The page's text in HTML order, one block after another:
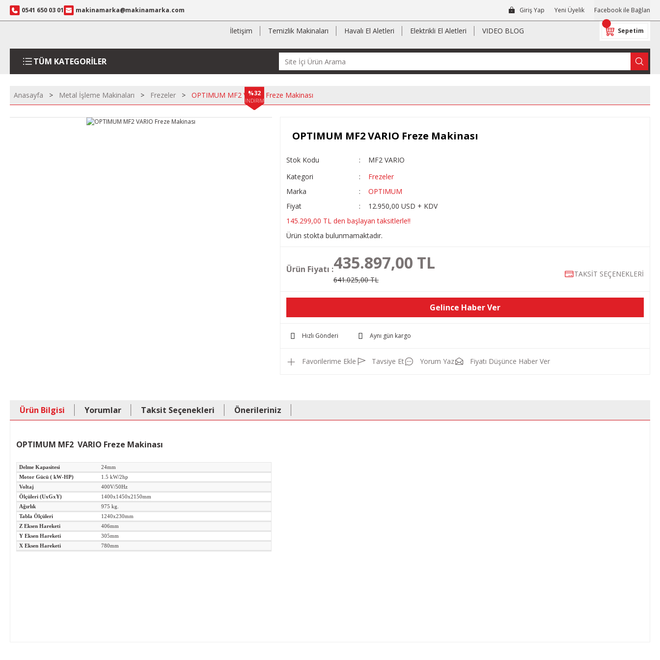
0541 650 03 01 makinamarka@makinamarka.com Giriş Yap Yeni Üyelik Facebook ile Bağlan
İletişim Temizlik Makinaları Havalı El Aletleri Elektrikli El Aletleri VIDEO BLOG Sepetim
TÜM KATEGORİLER
Anasayfa Metal İşleme Makinaları Frezeler OPTIMUM MF2 VARIO Freze Makinası
%32
İNDİRİM
OPTIMUM MF2 VARIO Freze Makinası
Stok Kodu
MF2 VARIO
Kategori
Frezeler
Marka
OPTIMUM
Fiyat
12.950,00 USD + KDV
145.299,00 TL den başlayan taksitlerle!!
Ürün stokta bulunmamaktadır.
Ürün Fiyatı :435.897,00 TL
641.025,00 TL
TAKSİT SEÇENEKLERİ
Gelince Haber Ver
Hızlı Gönderi Aynı gün kargo
Tavsiye Et Yorum Yaz Fiyatı Düşünce Haber Ver
Ürün Bilgisi Yorumlar Taksit Seçenekleri Önerileriniz
OPTIMUM MF2 VARIO Freze Makinası
Delme Kapasitesi
24mm
Motor Gücü ( kW-HP)
1.5 kW/2hp
Voltaj
400V/50Hz
Ölçüleri (UxGxY)
1400x1450x2150mm
Ağırlık
975 kg.
Tabla Ölçüleri
1240x230mm
Z Eksen Hareketi
406mm
Y Eksen Hareketi
305mm
X Eksen Hareketi
780mm